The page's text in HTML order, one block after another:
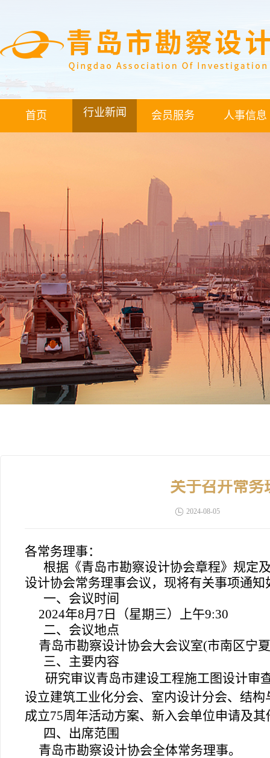
首页 行业新闻 会员服务 人事信息
关于召开常务
2024-08-05
各常务理事：
根据《青岛市勘察设计协会章程》规定
设计协会常务理事会议，现将有关事项通知
一、会议时间
2024年8月7日（星期三）上午9:30
二、会议地点
青岛市勘察设计协会大会议室(市南区宁
三、主要内容
研究审议青岛市建设工程施工图设计审
设立建筑工业化分会、室内设计分会、结
成立75周年活动方案、新入会单位申请及
四、出席范围
青岛市勘察设计协会全体常务理事。